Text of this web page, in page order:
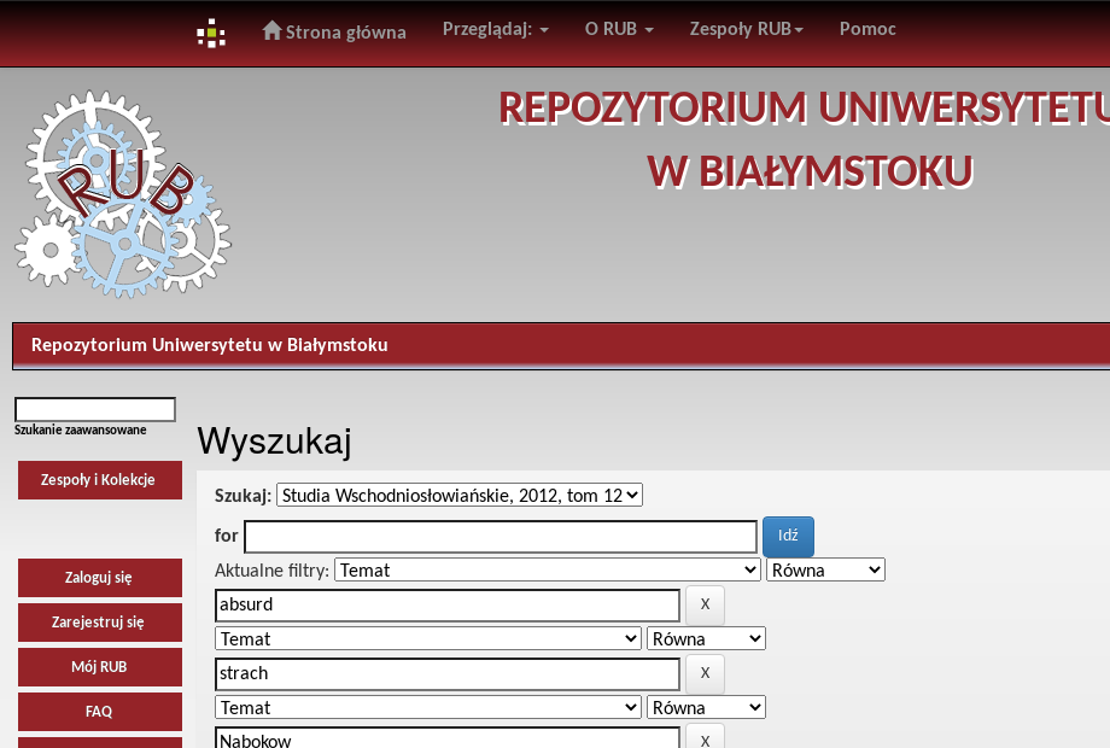
navigation
Strona główna Przeglądaj: O RUB Zespoły RUB Pomoc
REPOZYTORIUM
W BIAŁYMSTOKU
Repozytorium Uniwersytetu w Białymstoku
Szukanie zaawansowane
Zespoły i Kolekcje
Zaloguj się
Zarejestruj się
Mój RUB
FAQ
Wyszukaj
Szukaj:
for
Aktualne filtry: